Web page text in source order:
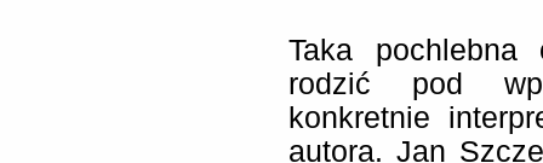
Taka pochlebna
rodzić pod
konkretnie
autora. Jan